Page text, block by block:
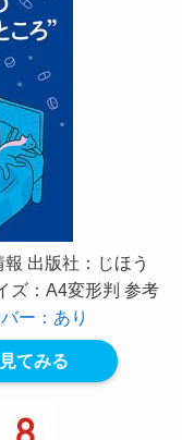
出版社：じほう
ズ：A4変形判 参考
ー：あり
てみる